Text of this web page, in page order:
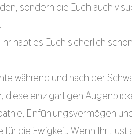
sondern die Euch auch
habt es Euch sicherlich
während und nach der
diese einzigartigen
Einfühlungsvermögen
die Ewigkeit. Wenn Ihr